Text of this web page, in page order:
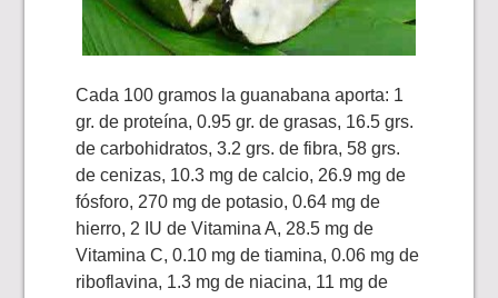
Cada 100 gramos la guanabana aporta: 1
gr. de proteína, 0.95 gr. de grasas, 16.5 grs.
de carbohidratos, 3.2 grs. de fibra, 58 grs.
de cenizas, 10.3 mg de calcio, 26.9 mg de
fósforo, 270 mg de potasio, 0.64 mg de
hierro, 2 IU de Vitamina A, 28.5 mg de
Vitamina C, 0.10 mg de tiamina, 0.06 mg de
riboflavina, 1.3 mg de niacina, 11 mg de